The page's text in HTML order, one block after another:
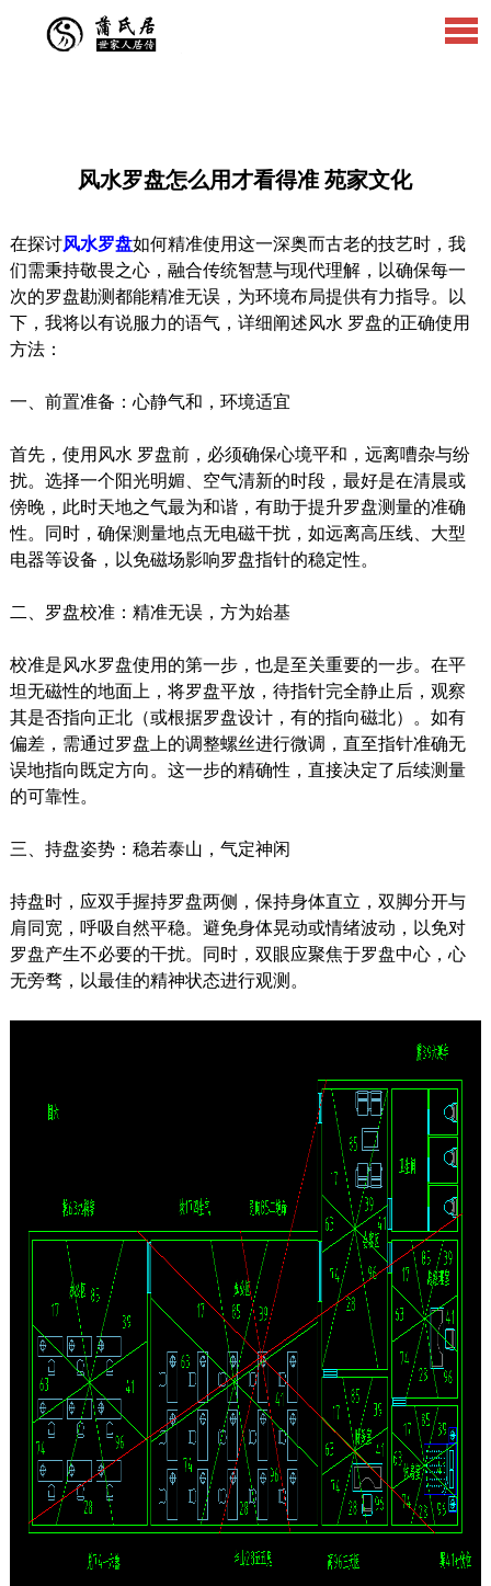
风水罗盘怎么用才看得准 苑家文化
在探讨风水罗盘如何精准使用这一深奥而古老的技艺时，我
们需秉持敬畏之心，融合传统智慧与现代理解，以确保每一
次的罗盘勘测都能精准无误，为环境布局提供有力指导。以
下，我将以有说服力的语气，详细阐述风水 罗盘的正确使用
方法：
一、前置准备：心静气和，环境适宜
首先，使用风水 罗盘前，必须确保心境平和，远离嘈杂与纷
扰。选择一个阳光明媚、空气清新的时段，最好是在清晨或
傍晚，此时天地之气最为和谐，有助于提升罗盘测量的准确
性。同时，确保测量地点无电磁干扰，如远离高压线、大型
电器等设备，以免磁场影响罗盘指针的稳定性。
二、罗盘校准：精准无误，方为始基
校准是风水罗盘使用的第一步，也是至关重要的一步。在平
坦无磁性的地面上，将罗盘平放，待指针完全静止后，观察
其是否指向正北（或根据罗盘设计，有的指向磁北）。如有
偏差，需通过罗盘上的调整螺丝进行微调，直至指针准确无
误地指向既定方向。这一步的精确性，直接决定了后续测量
的可靠性。
三、持盘姿势：稳若泰山，气定神闲
持盘时，应双手握持罗盘两侧，保持身体直立，双脚分开与
肩同宽，呼吸自然平稳。避免身体晃动或情绪波动，以免对
罗盘产生不必要的干扰。同时，双眼应聚焦于罗盘中心，心
无旁骛，以最佳的精神状态进行观测。